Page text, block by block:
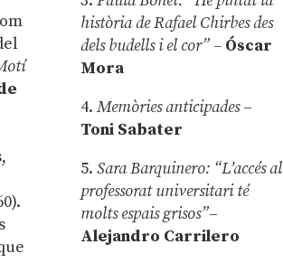
història de Rafael Chirbes des
dels budells i el cor” – Óscar
Mora
4.Memòries anticipades–
Toni Sabater
5.Sara Barquinero: “L’accés al
professorat universitari té
molts espais grisos”–
Alejandro Carrilero